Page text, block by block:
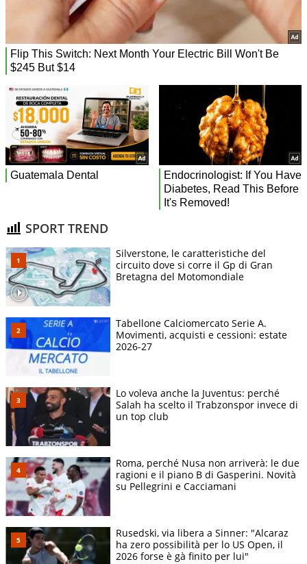
SPORT TREND
Silverstone, le caratteristiche del
circuito dove si corre il Gp di Gran
Bretagna del Motomondiale
Tabellone Calciomercato Serie A.
Movimenti, acquisti e cessioni: estate
2026-27
Lo voleva anche la Juventus: perché
Salah ha scelto il Trabzonspor invece di
un top club
Roma, perché Nusa non arriverà: le due
ragioni e il piano B di Gasperini. Novità
su Pellegrini e Cacciamani
Rusedski, via libera a Sinner: "Alcaraz
ha zero possibilità per lo US Open, il
2026 forse è gà finito per lui"